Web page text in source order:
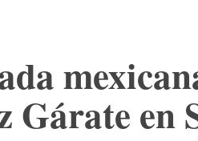
Gárate en